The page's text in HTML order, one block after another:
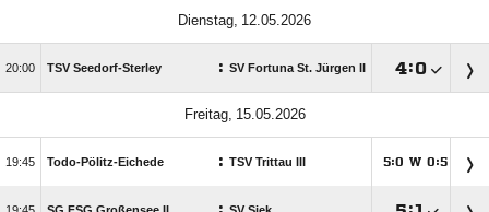
 
 TSV Seedorf-Sterley : SV Fortuna St. Jürgen II :
 
 Todo-Pölitz-Eichede : TSV Trittau III : W :